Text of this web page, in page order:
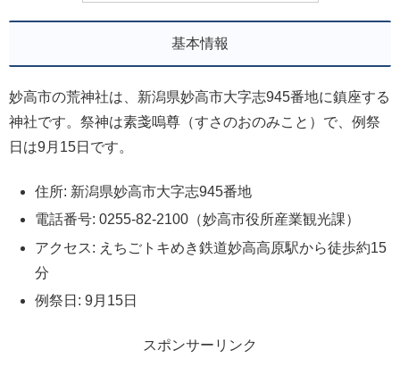
基本情報
妙高市の荒神社は、新潟県妙高市大字志945番地に鎮座する
神社です。祭神は素戔嗚尊（すさのおのみこと）で、例祭
日は9月15日です。
住所: 新潟県妙高市大字志945番地
電話番号: 0255-82-2100（妙高市役所産業観光課）
アクセス: えちごトキめき鉄道妙高高原駅から徒歩約15
分
例祭日: 9月15日
スポンサーリンク